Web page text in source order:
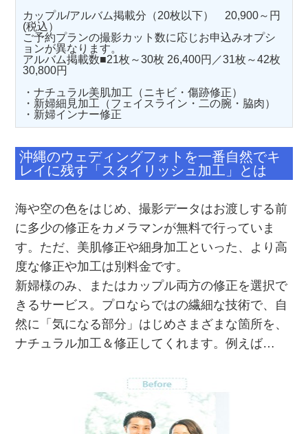
カップル/アルバム掲載分（20枚以下） 20,900～円
(税込）
ご予約プランの撮影カット数に応じお申込みオプシ
ョンが異なります。
アルバム掲載数■21枚～30枚 26,400円／31枚～42枚
30,800円
・ナチュラル美肌加工（ニキビ・傷跡修正）
・新婦細見加工（フェイスライン・二の腕・脇肉）
・新婦インナー修正
沖縄のウェディングフォトを一番自然でキ
レイに残す「スタイリッシュ加工」とは
海や空の色をはじめ、撮影データはお渡しする前
に多少の修正をカメラマンが無料で行っていま
す。ただ、美肌修正や細身加工といった、より高
度な修正や加工は別料金です。
新婦様のみ、またはカップル両方の修正を選択で
きるサービス。プロならではの繊細な技術で、自
然に「気になる部分」はじめさまざまな箇所を、
ナチュラル加工＆修正してくれます。例えば…